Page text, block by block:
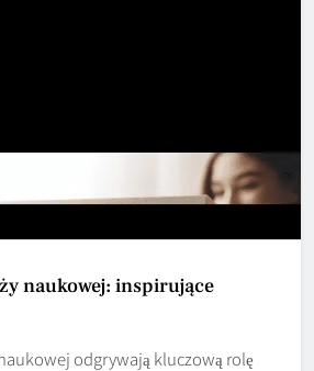
naukowej: inspirujące
odgrywają kluczową rolę